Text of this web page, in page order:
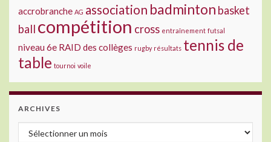
accrobranche AG association badminton basket
ball compétition cross entraînement futsal
niveau 6e RAID des collèges rugby résultats tennis de
table tournoi voile
ARCHIVES
Archives